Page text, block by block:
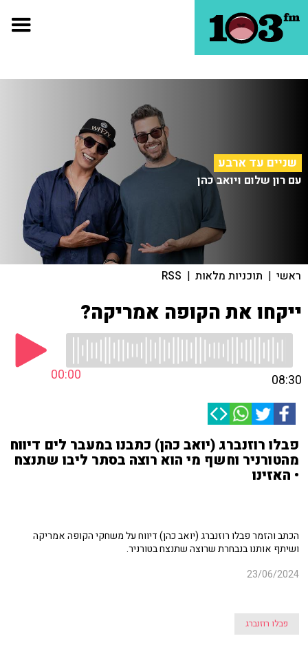
שניים עד ארבע
עם רון שלום ויואב כהן
ראשי | תוכניות מלאות |
RSS
ייקחו את הקופה אמריקה?
00:00 08:30
פבלו רוזנברג (יואב כהן) כתבנו במעבר לים דיווח
מהטורניר וחשף מי הוא רוצה בסתר ליבו שתנצח
• האזינו
הכתב והזמר פבלו רוזנברג (יואב כהן) דיווח על משחקי הקופה אמריקה
ושיתף אותנו בנבחרת שרוצה שתנצח בטורניר.
23/06/2024
פבלו רוזנברג